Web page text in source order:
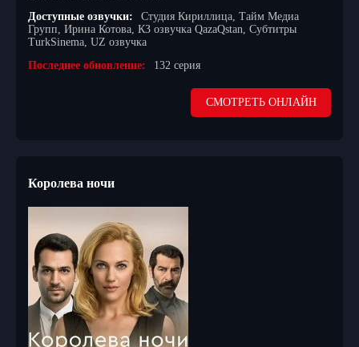
Доступные озвучки:
Студия Кириллица, Тайм Медиа
Групп, Ирина Котова, КЗ озвучка QazaQstan, Субтитры
TurkSinema, UZ озвучка
Последнее обновление:
132 серия
СМОТРЕТЬ ОНЛАЙН
Королева ночи